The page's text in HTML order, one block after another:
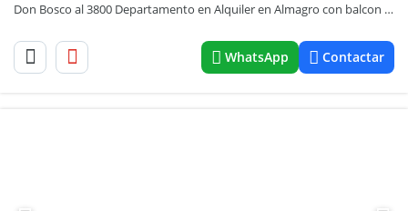
Don Bosco al 3800 Departamento en Alquiler en Almagro con balcon al frente.
WhatsApp Contactar